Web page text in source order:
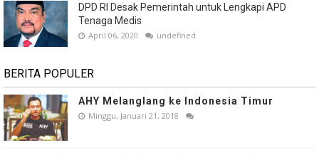
DPD RI Desak Pemerintah untuk Lengkapi APD
Tenaga Medis
April 06, 2020 undefined
BERITA POPULER
AHY Melanglang ke Indonesia Timur
Minggu, Januari 21, 2018